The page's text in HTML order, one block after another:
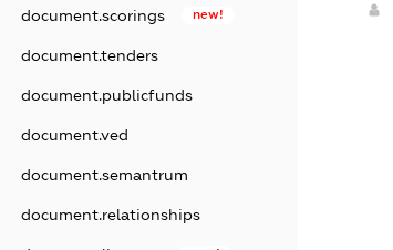
document.scorings new!
document.tenders
document.publicfunds
document.ved
document.semantrum
document.relationships